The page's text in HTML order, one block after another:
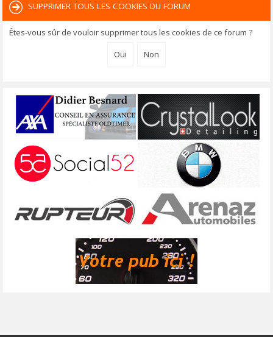
SUPPRIMER TOUS LES COOKIES DU FORUM
Êtes-vous sûr de vouloir supprimer tous les cookies de ce forum ?